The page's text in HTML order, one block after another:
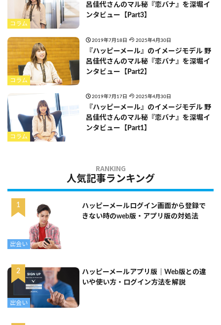
コラム
呂佳代さんのマル秘『恋バナ』を深堀イ
ンタビュー【Part3】
コラム
2019年7月18日 2025年4月30日
『ハッピーメール』のイメージモデル 野
呂佳代さんのマル秘『恋バナ』を深堀イ
ンタビュー【Part2】
コラム
2019年7月17日 2025年4月30日
『ハッピーメール』のイメージモデル 野
呂佳代さんのマル秘『恋バナ』を深堀イ
ンタビュー【Part1】
人気記事ランキング
出会い
ハッピーメールログイン画面から登録で
きない時のweb版・アプリ版の対処法
出会い
ハッピーメールアプリ版｜Web版との違
いや使い方・ログイン方法を解説